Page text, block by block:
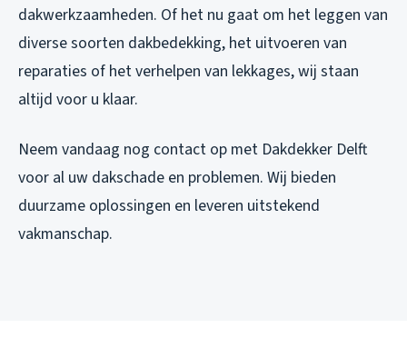
dakwerkzaamheden. Of het nu gaat om het leggen van
diverse soorten dakbedekking, het uitvoeren van
reparaties of het verhelpen van lekkages, wij staan
altijd voor u klaar.
Neem vandaag nog contact op met Dakdekker Delft
voor al uw dakschade en problemen. Wij bieden
duurzame oplossingen en leveren uitstekend
vakmanschap.